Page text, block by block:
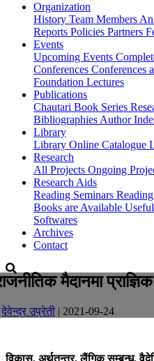
Organization
History Team Members
Reports Policies Partners
Events
Upcoming Events
Conferences Conferences
Foundation Lectures
Publications
Chautari Book Series
Bibliographies Author
Library
Library Online Catalogue
Research
All Projects Ongoing
Research Aids
Reading Seminars
Books are Available
Softwares
Archives
Contact
मैदानमा
देवेन्द्र उप्रेती | 2021-09-24
विकास, अर्थतन्त्र, लैंगिक सम्बन्ध,